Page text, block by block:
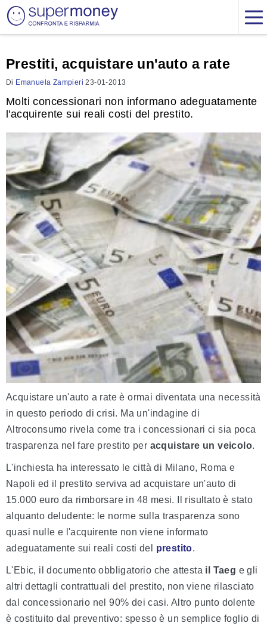
Prestiti, acquistare un'auto a rate
Di Emanuela Zampieri 23-01-2013
Molti concessionari non informano adeguatamente
l'acquirente sui reali costi del prestito.
Acquistare un'auto a rate è ormai diventata una necessità
in questo periodo di crisi. Ma un'indagine di
Altroconsumo rivela come tra i concessionari ci sia poca
trasparenza nel fare prestito per acquistare un veicolo.
L'inchiesta ha interessato le città di Milano, Roma e
Napoli ed il prestito serviva ad acquistare un'auto di
15.000 euro da rimborsare in 48 mesi. Il risultato è stato
alquanto deludente: le norme sulla trasparenza sono
quasi nulle e l'acquirente non viene informato
adeguatamente sui reali costi del prestito.
L'Ebic, il documento obbligatorio che attesta il Taeg e gli
altri dettagli contrattuali del prestito, non viene rilasciato
dal concessionario nel 90% dei casi. Altro punto dolente
è costituito dal preventivo: spesso è un semplice foglio di